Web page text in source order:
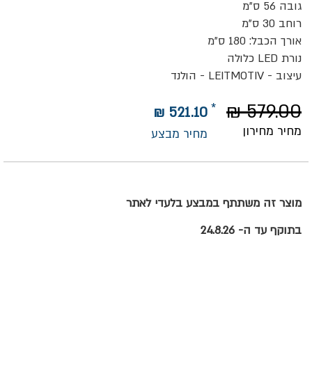
גובה 56 ס"מ
רוחב 30 ס"מ
אורך הכבל: 180 ס"מ
נורת LED כלולה
עיצוב - LEITMOTIV - הולנד
מחיר מבצע
521.10 ₪
מחיר מחירון
579.00 ₪
מוצר זה משתתף במבצע בלעדי לאתר
בתוקף עד ה- 24.8.26